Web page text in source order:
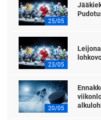
25/05
23/05
20/05